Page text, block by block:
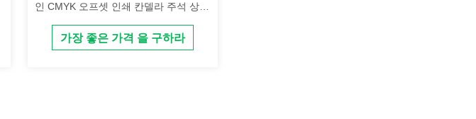
인 CMYK 오프셋 인쇄 칸델라 주석 상자
할 수있
가장 좋은 가격 을 구하라